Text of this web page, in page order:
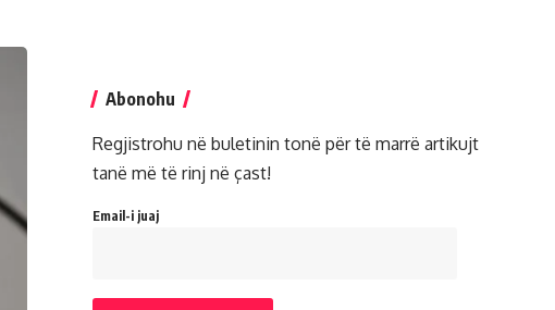
Abonohu
Regjistrohu në buletinin tonë për të marrë artikujt
tanë më të rinj në çast!
Email-i juaj